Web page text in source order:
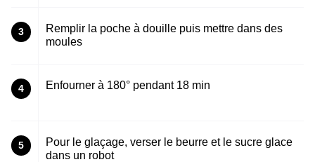
3
Remplir la poche à douille puis mettre dans des
moules
4 Enfourner à 180° pendant 18 min
5
Pour le glaçage, verser le beurre et le sucre glace
dans un robot